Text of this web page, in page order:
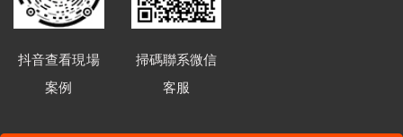
抖音查看現場
案例
掃碼聯系微信
客服